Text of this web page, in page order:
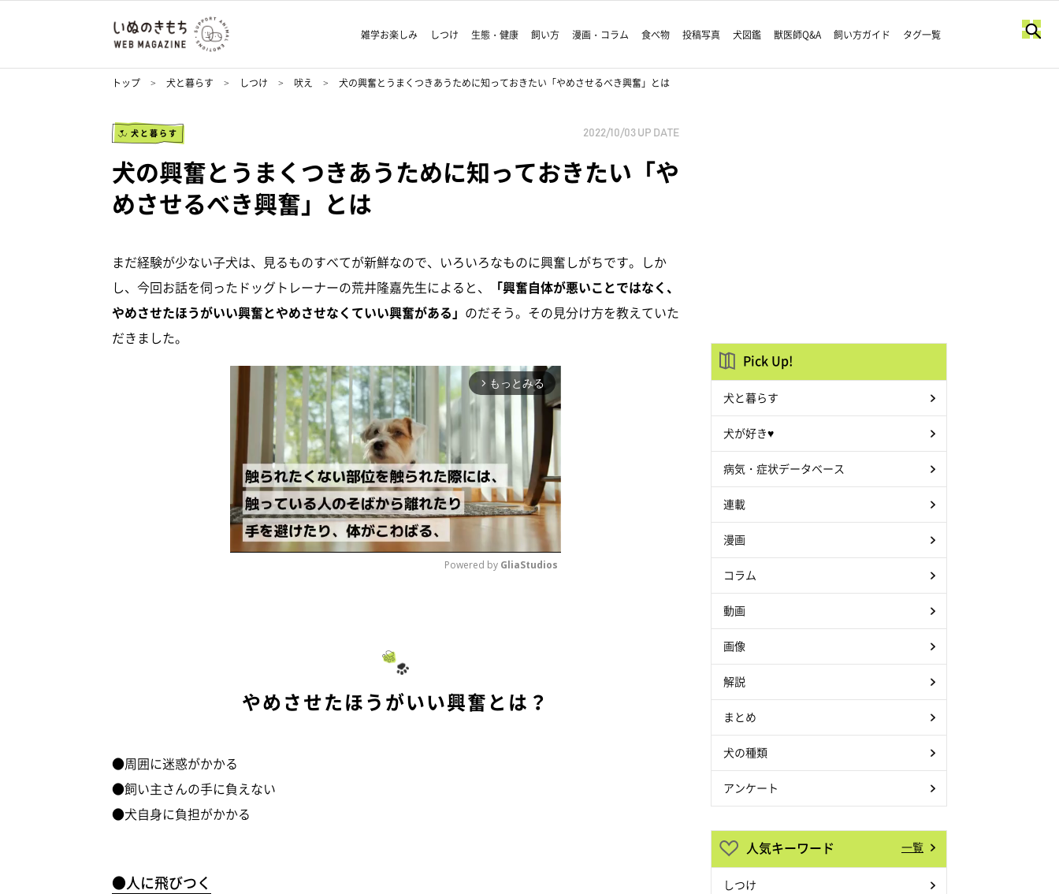
雑学お楽しみ しつけ 生態・健康 飼い方 漫画・コラム 食べ物 投稿写真 犬図鑑 獣医師Q&A 飼い方ガイド タグ一覧
トップ 犬と暮らす しつけ 吠え 犬の興奮とうまくつきあうために知っておきたい「やめさせるべき興奮」とは
犬と暮らす 2022/10/03 UP DATE
犬の興奮とうまくつきあうために知っておきたい「や
めさせるべき興奮」とは
まだ経験が少ない子犬は、見るものすべてが新鮮なので、いろいろなものに興奮しがちです。しか
し、今回お話を伺ったドッグトレーナーの荒井隆嘉先生によると、
「興奮自体が悪いことではなく、
やめさせたほうがいい興奮とやめさせなくていい興奮がある」 のだそう。その見分け方を教えていた
だきました。
arrow_forward_ios もっとみる
Powered by GliaStudios
やめさせたほうがいい興奮とは？
●周囲に迷惑がかかる
●飼い主さんの手に負えない
●犬自身に負担がかかる
●人に飛びつく
Pick Up!
犬と暮らす
犬が好き♥
病気・症状データベース
連載
漫画
コラム
動画
画像
解説
まとめ
犬の種類
アンケート
人気キーワード 一覧
しつけ